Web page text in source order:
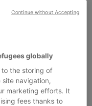
globally
to the storing of
navigation,
marketing efforts. It
fees thanks to
Continue without Accepting